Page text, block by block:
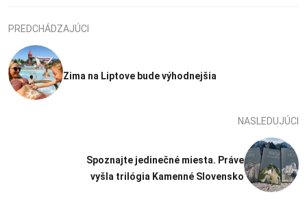
PREDCHÁDZAJÚCI
Zima na Liptove bude výhodnejšia
NASLEDUJÚCI
Spoznajte jedinečné miesta. Práve
vyšla trilógia Kamenné Slovensko